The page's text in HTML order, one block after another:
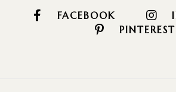
FACEBOOK
PINTEREST